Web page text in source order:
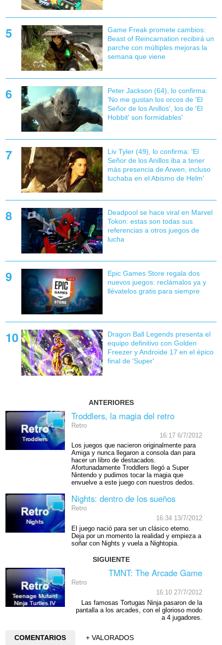
Game Freak promete cambios:
Beast of Reincarnation recibirá un
parche con múltiples mejoras la
semana que viene
Peter Jackson (64), lo confirma:
'No me gustan los orcos de 'El
Señor de los Anillos', los de 'El
Hobbit' son formidables'
Liv Tyler (49), lo confirma: 'El
Señor de los Anillos iba a tener
más presencia de Arwen, incluso
luchaba en el Abismo de Helm'
Deadpool se hace viral en Marvel
Tokon: estas son todas sus
referencias a otros juegos de
lucha
Epic Games Store regala dos
nuevos juegos: reclámalos ya y
llévatelos gratis para siempre
Dragon Ball Legends presenta el
equipo definitivo con Golden
Freezer y Androide 17 en el épico
final de 'Super'
ANTERIORES
Troddlers, la magia del retro
Retro
16:17 6/7/2012
Los juegos que nacieron originalmente para
Amiga y nunca llegaron a consola dan para
hacer un libro de destacados.
Afortunadamente Troddlers llegó a Super
Nintendo y pudimos tocar la magia que
envuelve a este juego con nuestros dedos.
Nights: dentro de los sueños
Retro
16:34 13/7/2012
El juego nació para ser un clásico eterno.
Deja por un momento la realidad y empieza a
soñar con Nights y vuela a Nightopia.
SIGUIENTE
TMNT: The Arcade Game
Retro
16:10 27/7/2012
Las famosas Tortugas Ninja pasaron de la
pantalla a los arcades, con el glorioso modo
a 4 jugadores.
COMENTARIOS + VALORADOS